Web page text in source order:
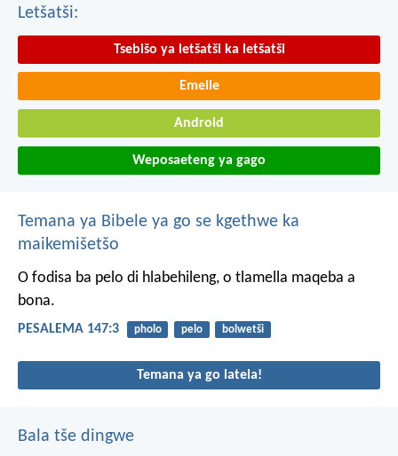
Letšatši:
Tsebišo ya letšatši ka letšatši
Emeile
Android
Weposaeteng ya gago
Temana ya Bibele ya go se kgethwe ka
maikemišetšo
O fodisa ba pelo di hlabehileng, o tlamella maqeba a
bona.
PESALEMA 147:3 pholo pelo bolwetši
Temana ya go latela!
Bala tše dingwe